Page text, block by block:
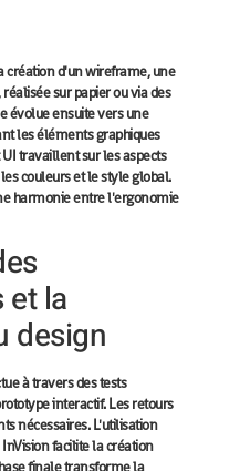
création d'un wireframe, une
sur papier ou via des
évolue ensuite vers une
les éléments graphiques
travaillent sur les aspects
couleurs et le style global.
harmonie entre l'ergonomie
la
design
à travers des tests
interactif. Les retours
nécessaires. L'utilisation
facilite la création